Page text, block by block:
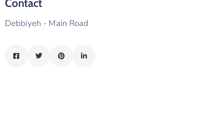
الدليل
بلديتي
في
Contact
Debbiyeh - Main Road